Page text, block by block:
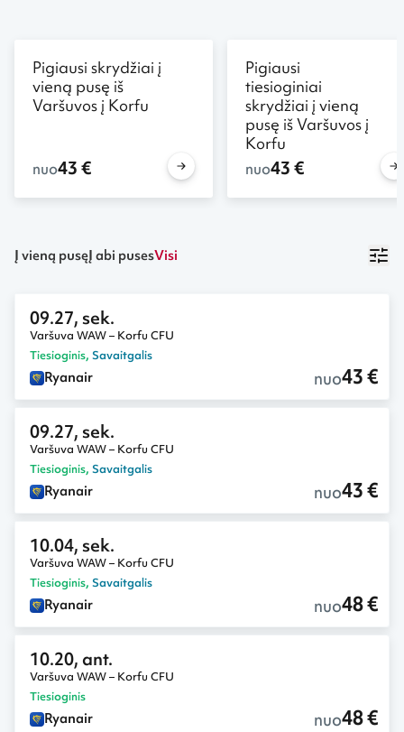
Pigiausi skrydžiai į
vieną pusę iš
Varšuvos į Korfu
nuo43 €
Pigiausi
tiesioginiai
skrydžiai į vieną
pusę iš Varšuvos į
Korfu
nuo43 €
Į vieną pusęĮ abi pusesVisi
09.27, sek.
Varšuva WAW – Korfu CFU
Tiesioginis, Savaitgalis
Ryanair nuo43 €
09.27, sek.
Varšuva WAW – Korfu CFU
Tiesioginis, Savaitgalis
Ryanair nuo43 €
10.04, sek.
Varšuva WAW – Korfu CFU
Tiesioginis, Savaitgalis
Ryanair nuo48 €
10.20, ant.
Varšuva WAW – Korfu CFU
Tiesioginis
Ryanair nuo48 €